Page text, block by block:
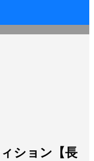
ション【長